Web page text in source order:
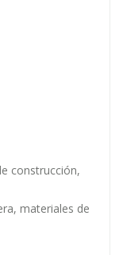
construcción,
materiales de